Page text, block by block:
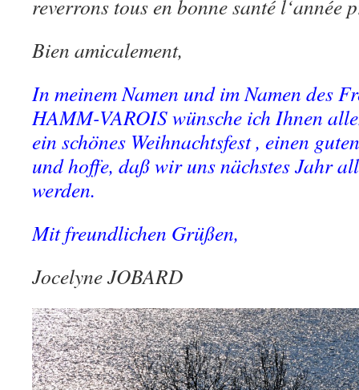
reverrons tous en bonne santé l‘année
Bien amicalement,
In meinem Namen und im Namen des
HAMM-VAROIS wünsche ich Ihnen
ein schönes Weihnachtsfest , einen
und hoffe, daß wir uns nächstes Jahr
werden.
Mit freundlichen Grüßen,
Jocelyne JOBARD